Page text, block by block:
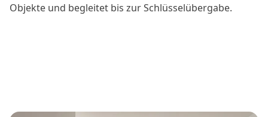
Objekte und begleitet bis zur Schlüsselübergabe.